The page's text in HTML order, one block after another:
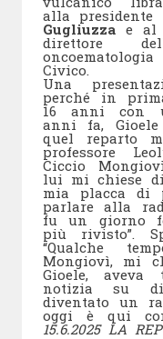
alla presidente
Gugliuzzae al
direttore
Civico.
Una
perché in
16 anni con
anni fa,
quel reparto
professore
Ciccio
lui mi chiese
mia placca di
parlare alla
fu un giorno
più rivisto”.
“Qualche
Mongiovì, mi
Gioele,
notizia su
diventato un
oggi è qui
15.6.2025 LA